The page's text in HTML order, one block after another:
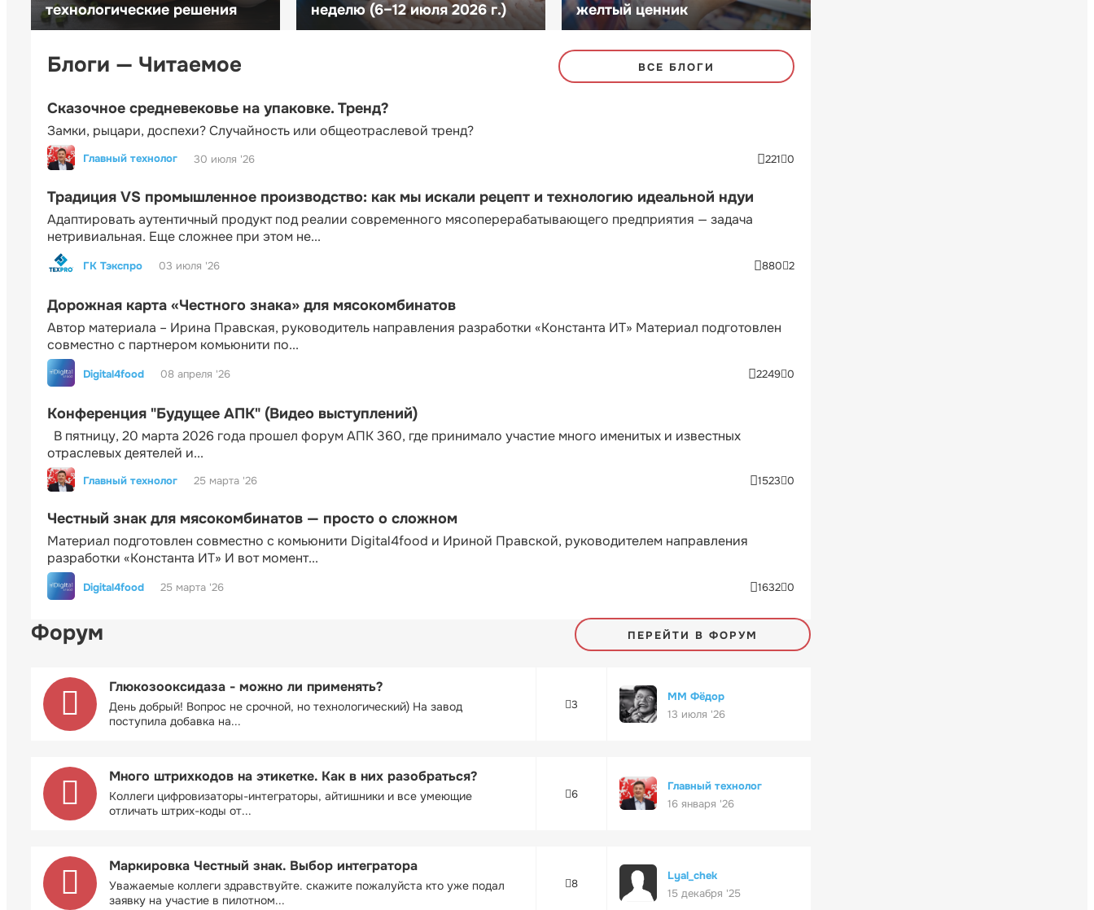
технологические решения
неделю (6–12 июля 2026 г.)
желтый ценник
Блоги — Читаемое ВСЕ БЛОГИ
Сказочное средневековье на упаковке. Тренд?
Замки, рыцари, доспехи? Случайность или общеотраслевой тренд?
Главный технолог 30 июля '26 221 0
Традиция VS промышленное производство: как мы искали рецепт и технологию идеальной ндуи
Адаптировать аутентичный продукт под реалии современного мясоперерабатывающего предприятия — задача
нетривиальная. Еще сложнее при этом не...
ГК Тэкспро 03 июля '26 880 2
Дорожная карта «Честного знака» для мясокомбинатов
Автор материала – Ирина Правская, руководитель направления разработки «Константа ИТ» Материал подготовлен
совместно с партнером комьюнити по...
Digital4food 08 апреля '26 2249 0
Конференция "Будущее АПК" (Видео выступлений)
В пятницу, 20 марта 2026 года прошел форум АПК 360, где принимало участие много именитых и известных
отраслевых деятелей и...
Главный технолог 25 марта '26 1523 0
Честный знак для мясокомбинатов — просто о сложном
Материал подготовлен совместно с комьюнити Digital4food и Ириной Правской, руководителем направления
разработки «Константа ИТ» И вот момент...
Digital4food 25 марта '26 1632 0
Форум ПЕРЕЙТИ В ФОРУМ
Глюкозооксидаза - можно ли применять?
День добрый! Вопрос не срочной, но технологический) На завод
поступила добавка на...
3
ММ Фёдор
13 июля '26
Много штрихкодов на этикетке. Как в них разобраться?
Коллеги цифровизаторы-интеграторы, айтишники и все умеющие
отличать штрих-коды от...
6
Главный технолог
16 января '26
Маркировка Честный знак. Выбор интегратора
Уважаемые коллеги здравствуйте. скажите пожалуйста кто уже подал
заявку на участие в пилотном...
8
Lyal_chek
15 декабря '25